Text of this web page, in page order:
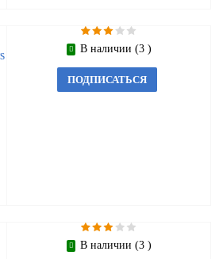
В наличии (3 )
ПОДПИСАТЬСЯ
В наличии (3 )